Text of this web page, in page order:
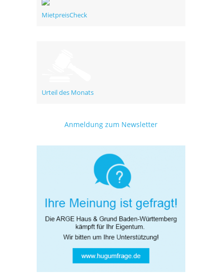
MietpreisCheck
Urteil des Monats
Anmeldung zum Newsletter